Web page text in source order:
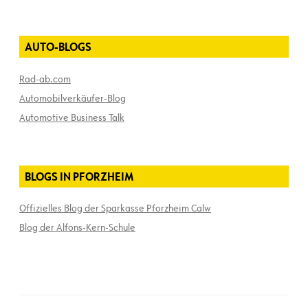
AUTO-BLOGS
Rad-ab.com
Automobilverkäufer-Blog
Automotive Business Talk
BLOGS IN PFORZHEIM
Offizielles Blog der Sparkasse Pforzheim Calw
Blog der Alfons-Kern-Schule